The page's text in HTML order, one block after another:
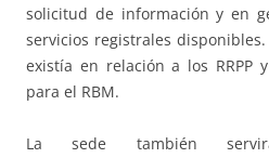
solicitud de información y en
servicios registrales
existía en relación a los RRPP
para el RBM.
La sede también